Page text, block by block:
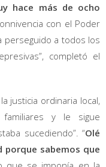
hace más de ocho
con el Poder
perseguido a todos los
completó el
justicia ordinaria local,
y le sigue
sucediendo”. “Olé
porque sabemos que